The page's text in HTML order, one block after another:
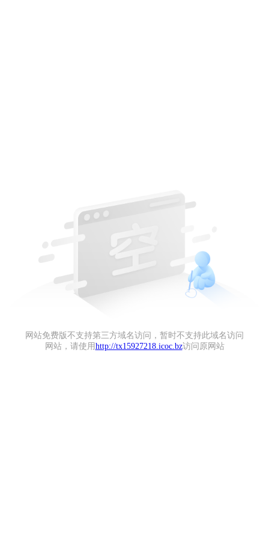
网站免费版不支持第三方域名访问，暂时不支持此域名访问
网站，请使用 http://tx15927218.icoc.bz访问原网站